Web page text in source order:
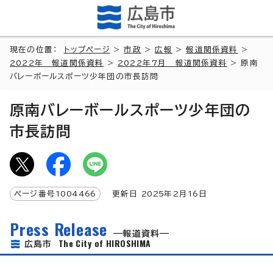
現在の位置： トップページ >市政 >広報 >報道関係資料
>
2022年 報道関係資料
> 2022年7月 報道関係資料
> 原南
バレーボールスポーツ少年団の市長訪問
原南バレーボールスポーツ少年団の
市長訪問
ページ番号 1004466 更新日 2025年2月 16 日
Press Release
報道資料
広島市 The City of HIROSHIMA